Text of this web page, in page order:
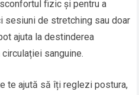
fizic și pentru a
sesiuni de stretching sau doar
ajuta la destinderea
sanguine.
te ajută să îți reglezi postura,